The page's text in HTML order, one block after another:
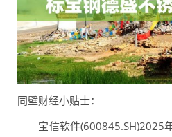
同壁财经小贴士：
宝信软件(600845.SH)2025年